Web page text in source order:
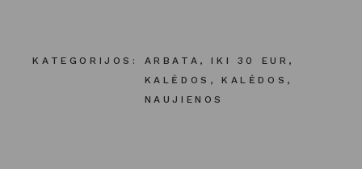
KATEGORIJOS: ARBATA ,IKI 30 EUR ,
KALĖDOS , KALĖDOS ,
NAUJIENOS